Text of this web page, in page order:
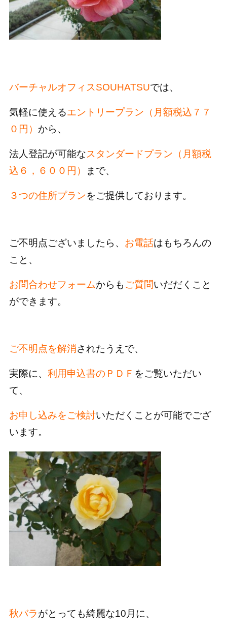
バーチャルオフィスSOUHATSUでは、
気軽に使えるエントリープラン（月額税込７７
０円） から、
法人登記が可能なスタンダードプラン（月額税
込６，６００円）
まで、
３つの住所プランをご提供しております。
ご不明点ございましたら、 お電話はもちろんの
こと、
お問合わせフォームからも ご質問いだだくこと
ができます。
ご不明点を解消されたうえで、
実際に、 利用申込書のＰＤＦ をご覧いただい
て、
お申し込みをご検討いただくことが可能でござ
います。
秋バラがとっても綺麗な10月に、